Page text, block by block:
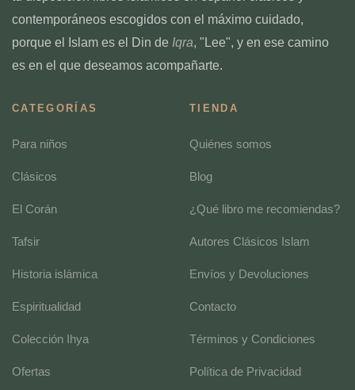
contemporáneos escogidos con el máximo cuidado,
porque el Islam es el Din de Iqra, "Lee", y en ese camino
es en el que deseamos acompañarte.
CATEGORÍAS
Para niños
Clásicos
El Corán
Tafsir
Historia islámica
Espiritualidad
Colección Ihya
Ofertas
TIENDA
Quiénes somos
Blog
¿Qué libro me recomiendas?
Autores Clásicos Islam
Envíos y Devoluciones
Contacto
Términos y Condiciones
Política de Privacidad